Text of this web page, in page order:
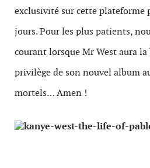
exclusivité sur cette plateforme
jours. Pour les plus patients,
courant lorsque Mr West aura
privilège de son nouvel album
mortels… Amen !